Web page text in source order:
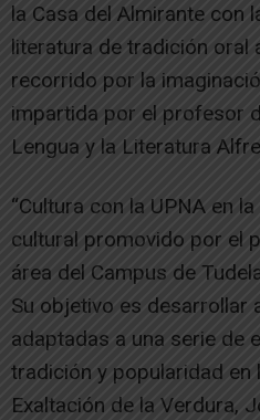
la Casa del Almirante con
literatura de tradición oral
recorrido por la
impartida por el profesor
Lengua y la Literatura
“Cultura con la UPNA en
cultural promovido por el
área del Campus de
Su objetivo es desarrollar
adaptadas a una serie de
tradición y popularidad en
Exaltación de la Verdura,